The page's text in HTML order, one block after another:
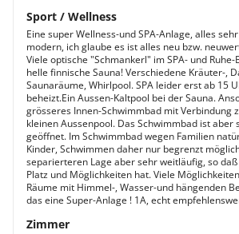
Sport / Wellness
Eine super Wellness-und SPA-Anlage, alles
modern, ich glaube es ist alles neu bzw.
Viele optische "Schmankerl" im SPA- und Ruhe-
helle finnische Sauna! Verschiedene Kräuter-,
Saunaräume, Whirlpool. SPA leider erst ab 15
beheizt.Ein Aussen-Kaltpool bei der Sauna.
grösseres Innen-Schwimmbad mit Verbindung
kleinen Aussenpool. Das Schwimmbad ist aber
geöffnet. Im Schwimmbad wegen Familien
Kinder, Schwimmen daher nur begrenzt
separierteren Lage aber sehr weitläufig, so
Platz und Möglichkeiten hat. Viele
Räume mit Himmel-, Wasser-und hängenden
das eine Super-Anlage ! 1A, echt
Zimmer